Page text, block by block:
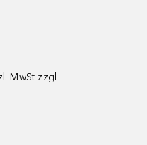
MwSt zzgl.